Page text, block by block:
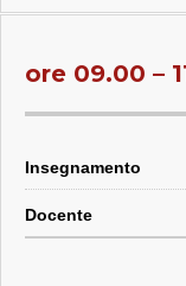
ore 09.00 –